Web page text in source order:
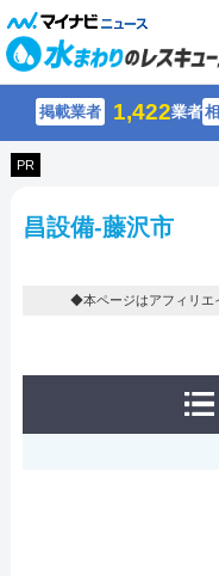
掲載業者 1,422業者
PR
昌設備-藤沢市
◆本ページはアフィリエ